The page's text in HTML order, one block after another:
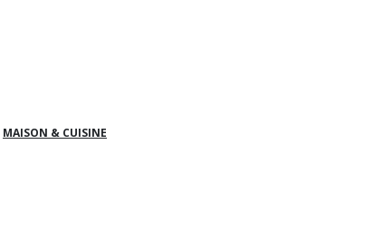
MAISON & CUISINE